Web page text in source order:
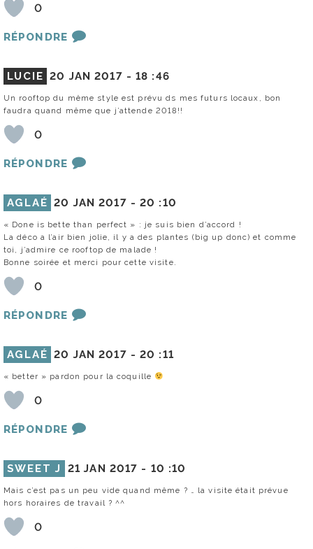
0
RÉPONDRE
LUCIE 20 JAN 2017 -18 :46
Un rooftop du même style est prévu ds mes futurs locaux, bon
faudra quand même que j’attende 2018!!
0
RÉPONDRE
AGLAÉ 20 JAN 2017 -20 :10
« Done is bette than perfect » : je suis bien d’accord !
La déco a l’air bien jolie, il y a des plantes (big up donc) et comme
toi, j’admire ce rooftop de malade !
Bonne soirée et merci pour cette visite.
0
RÉPONDRE
AGLAÉ 20 JAN 2017 -20 :11
« better » pardon pour la coquille
0
RÉPONDRE
SWEET J 21 JAN 2017 - 10 :10
Mais c’est pas un peu vide quand même ? … la visite était prévue
hors horaires de travail ? ^^
0